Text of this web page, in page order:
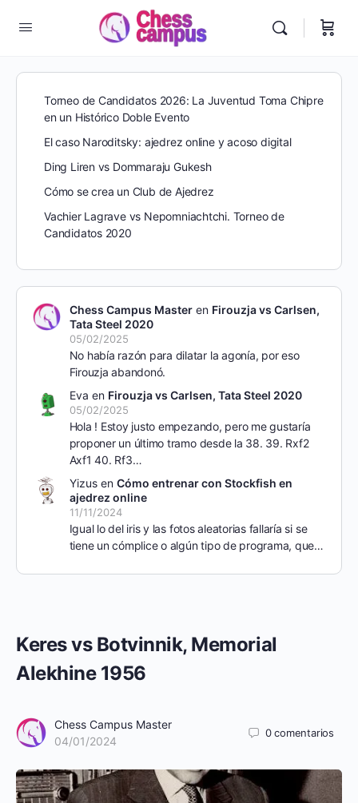
Keres vs Botvinnik, Memorial
Alekhine 1956
Chess Campus Master
04/01/2024
0comentarios
Torneo de Candidatos 2026: La Juventud Toma Chipre
en un Histórico Doble Evento
El caso Naroditsky: ajedrez online y acoso digital
Ding Liren vs Dommaraju Gukesh
Cómo se crea un Club de Ajedrez
Vachier Lagrave vs Nepomniachtchi. Torneo de
Candidatos 2020
Chess Campus Masteren Firouzja vs Carlsen,
Tata Steel 2020
05/02/2025
No había razón para dilatar la agonía, por eso
Firouzja abandonó.
Eva en Firouzja vs Carlsen, Tata Steel 2020
05/02/2025
Hola ! Estoy justo empezando, pero me gustaría
proponer un último tramo desde la 38. 39. Rxf2
Axf1 40. Rf3…
Yizusen Cómo entrenar con Stockfish en
ajedrez online
11/11/2024
Igual lo del iris y las fotos aleatorias fallaría si se
tiene un cómplice o algún tipo de programa, que…